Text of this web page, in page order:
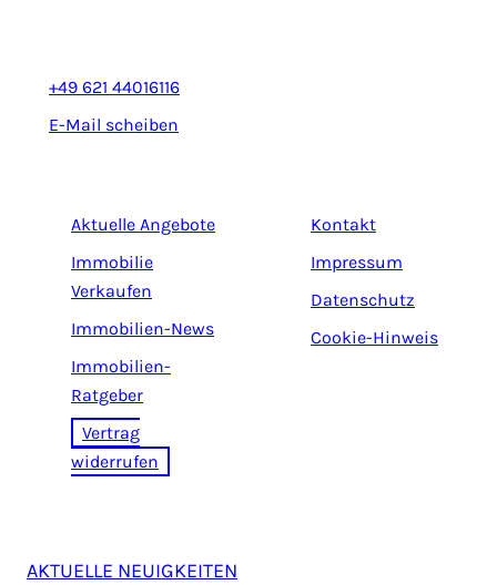
+49 621 44016116
E-Mail scheiben
Aktuelle Angebote
Immobilie
Verkaufen
Immobilien-News
Immobilien-
Ratgeber
Vertrag
widerrufen
Kontakt
Impressum
Datenschutz
Cookie-Hinweis
AKTUELLE NEUIGKEITEN